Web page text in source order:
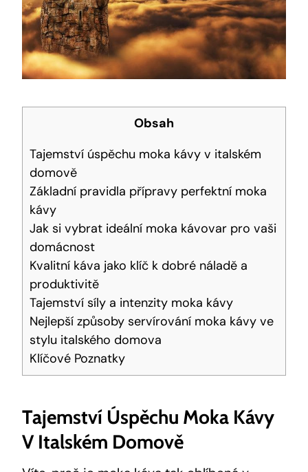
Obsah
Tajemství úspěchu moka kávy v italském
domově
Základní pravidla přípravy perfektní moka
kávy
Jak si vybrat ideální moka kávovar pro vaši
domácnost
Kvalitní káva jako klíč k dobré náladě a
produktivitě
Tajemství síly a intenzity moka kávy
Nejlepší způsoby servírování moka kávy ve
stylu italského domova
Klíčové Poznatky
Tajemství Úspěchu Moka Kávy
V Italském Domově